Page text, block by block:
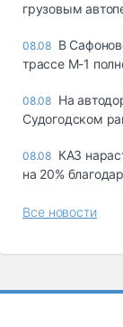
грузовым
08.08 В
трассе М-1
08.08 На
Судогодском
08.08 КАЗ
на 20%
Все новости